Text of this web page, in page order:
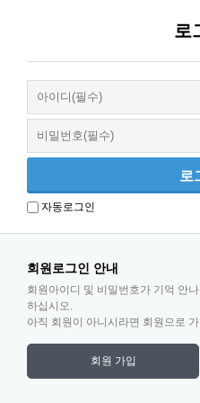
로
자동로그인
회원로그인 안내
회원아이디 및 비밀번호가 기억 안
하십시오.
아직 회원이 아니시라면 회원으로
회원 가입